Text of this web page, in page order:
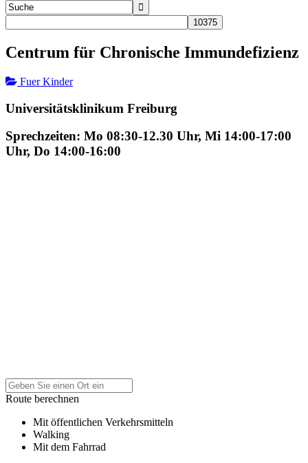
Centrum für Chronische Immundefizienz
Fuer Kinder
Universitätsklinikum Freiburg
Sprechzeiten: Mo 08:30-12.30 Uhr, Mi 14:00-17:00
Uhr, Do 14:00-16:00
Route berechnen
Mit öffentlichen Verkehrsmitteln
Walking
Mit dem Fahrrad